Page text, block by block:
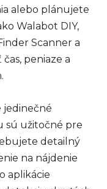
alebo plánujete
Walabot DIY,
Scanner a
peniaze a
jedinečné
sú užitočné pre
detailný
na nájdenie
aplikácie